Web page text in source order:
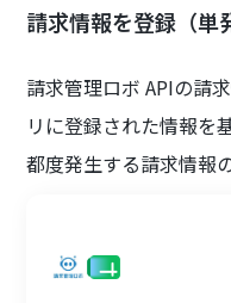
請求情報を登録（単
請求管理ロボ APIの請
リに登録された情報を
都度発生する請求情報